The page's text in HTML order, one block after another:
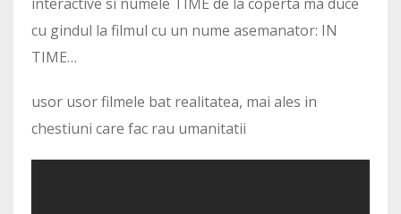
interactive si numele TIME de la coperta ma duce
cu gindul la filmul cu un nume asemanator: IN
TIME…
usor usor filmele bat realitatea, mai ales in
chestiuni care fac rau umanitatii